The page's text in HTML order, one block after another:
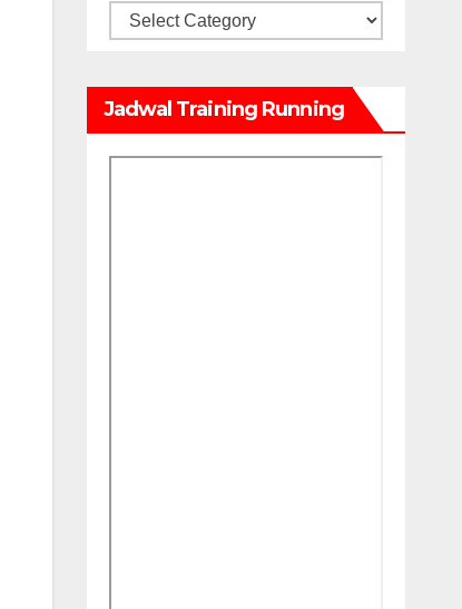
Kategori
Jadwal Training Running